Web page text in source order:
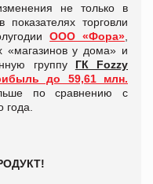
не только в
торговли
ООО «Фора»
«магазинов у дома» и
группу ГК Fozzy
до 59,61 млн.
по сравнению с